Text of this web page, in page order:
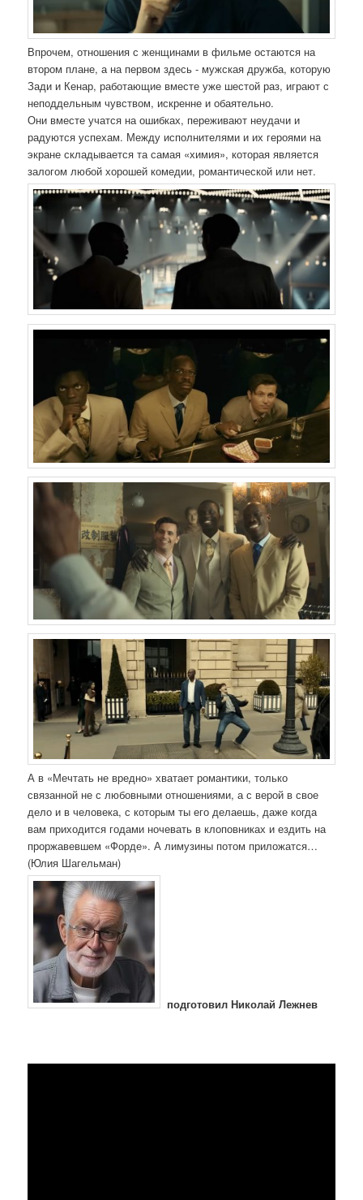
Впрочем, отношения с женщинами в фильме остаются на
втором плане, а на первом здесь - мужская дружба, которую
Зади и Кенар, работающие вместе уже шестой раз, играют с
неподдельным чувством, искренне и обаятельно.
Они вместе учатся на ошибках, переживают неудачи и
радуются успехам. Между исполнителями и их героями на
экране складывается та самая «химия», которая является
залогом любой хорошей комедии, романтической или нет.
А в «Мечтать не вредно» хватает романтики, только
связанной не с любовными отношениями, а с верой в свое
дело и в человека, с которым ты его делаешь, даже когда
вам приходится годами ночевать в клоповниках и ездить на
проржавевшем «Форде». А лимузины потом приложатся…
(Юлия Шагельман)
подготовил Николай Лежнев